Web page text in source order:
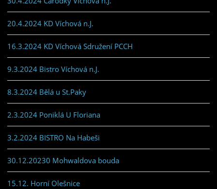
20.4.2024 KD Víchová n.J.
16.3.2024 KD Víchová Sdružení PCCH
9.3.2024 Bistro Víchová n.J.
8.3.2024 Bělá u St.Paky
2.3.2024 Poniklá U Floriana
3.2.2024 BISTRO Na Habeši
30.12.20230 Mohwaldova bouda
15.12. Horní Olešnice